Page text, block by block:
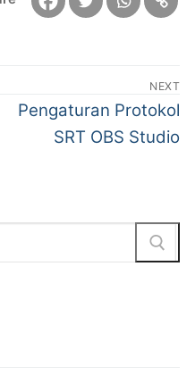
NEXT
Pengaturan Protokol
SRT OBS Studio